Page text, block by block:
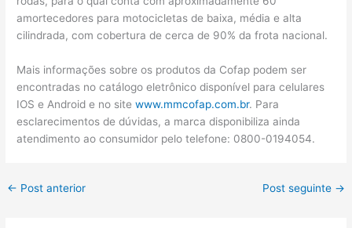
amortecedores para motocicletas de baixa, média e alta
cilindrada, com cobertura de cerca de 90% da frota nacional.
Mais informações sobre os produtos da Cofap podem ser
encontradas no catálogo eletrônico disponível para celulares
IOS e Android e no sitewww.mmcofap.com.br. Para
esclarecimentos de dúvidas, a marca disponibiliza ainda
atendimento ao consumidor pelo telefone: 0800-0194054.
← Post anterior Post seguinte →